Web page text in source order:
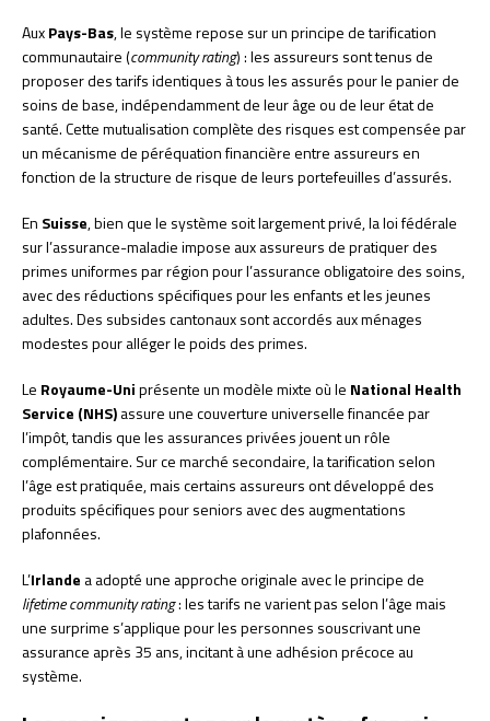
AuxPays-Bas, le système repose sur un principe de tarification
communautaire (community rating) : les assureurs sont tenus de
proposer des tarifs identiques à tous les assurés pour le panier de
soins de base, indépendamment de leur âge ou de leur état de
santé. Cette mutualisation complète des risques est compensée par
un mécanisme de péréquation financière entre assureurs en
fonction de la structure de risque de leurs portefeuilles d’assurés.
En Suisse, bien que le système soit largement privé, la loi fédérale
sur l’assurance-maladie impose aux assureurs de pratiquer des
primes uniformes par région pour l’assurance obligatoire des soins,
avec des réductions spécifiques pour les enfants et les jeunes
adultes. Des subsides cantonaux sont accordés aux ménages
modestes pour alléger le poids des primes.
Le Royaume-Uniprésente un modèle mixte où le National Health
Service (NHS)assure une couverture universelle financée par
l’impôt, tandis que les assurances privées jouent un rôle
complémentaire. Sur ce marché secondaire, la tarification selon
l’âge est pratiquée, mais certains assureurs ont développé des
produits spécifiques pour seniors avec des augmentations
plafonnées.
L’Irlande a adopté une approche originale avec le principe de
lifetime community rating: les tarifs ne varient pas selon l’âge mais
une surprime s’applique pour les personnes souscrivant une
assurance après 35 ans, incitant à une adhésion précoce au
système.